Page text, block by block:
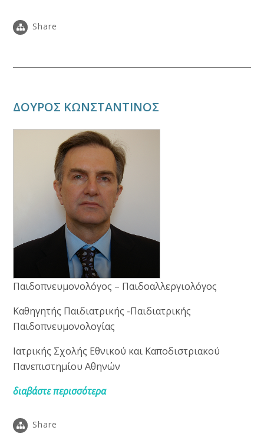
Share
ΔΟΥΡΟΣ ΚΩΝΣΤΑΝΤΙΝΟΣ
Παιδοπνευμονολόγος – Παιδοαλλεργιολόγος
Καθηγητής Παιδιατρικής -Παιδιατρικής
Παιδοπνευμονολογίας
Ιατρικής Σχολής Εθνικού και Καποδιστριακού
Πανεπιστημίου Αθηνών
διαβάστε περισσότερα
Share